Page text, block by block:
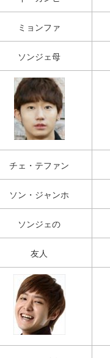
ミョンファ
ソンジェ母
チェ・テファン
ソン・ジャンホ
ソンジェの
友人